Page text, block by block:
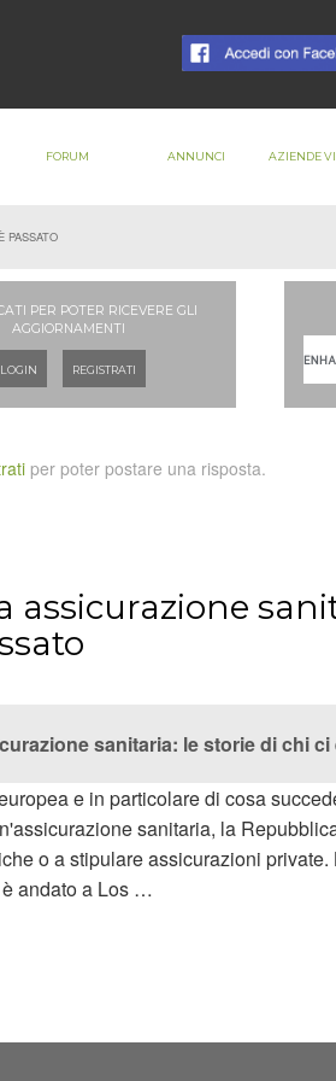
FORUM ANNUNCI AZIENDE
PASSATO
PER POTER RICEVERE GLI
AGGIORNAMENTI
LOGIN REGISTRATI
per poter postare una risposta.
assicurazione
sanitaria: le storie di chi ci
e in particolare di cosa
sanitaria, la
o a stipulare assicurazioni
andato a Los …